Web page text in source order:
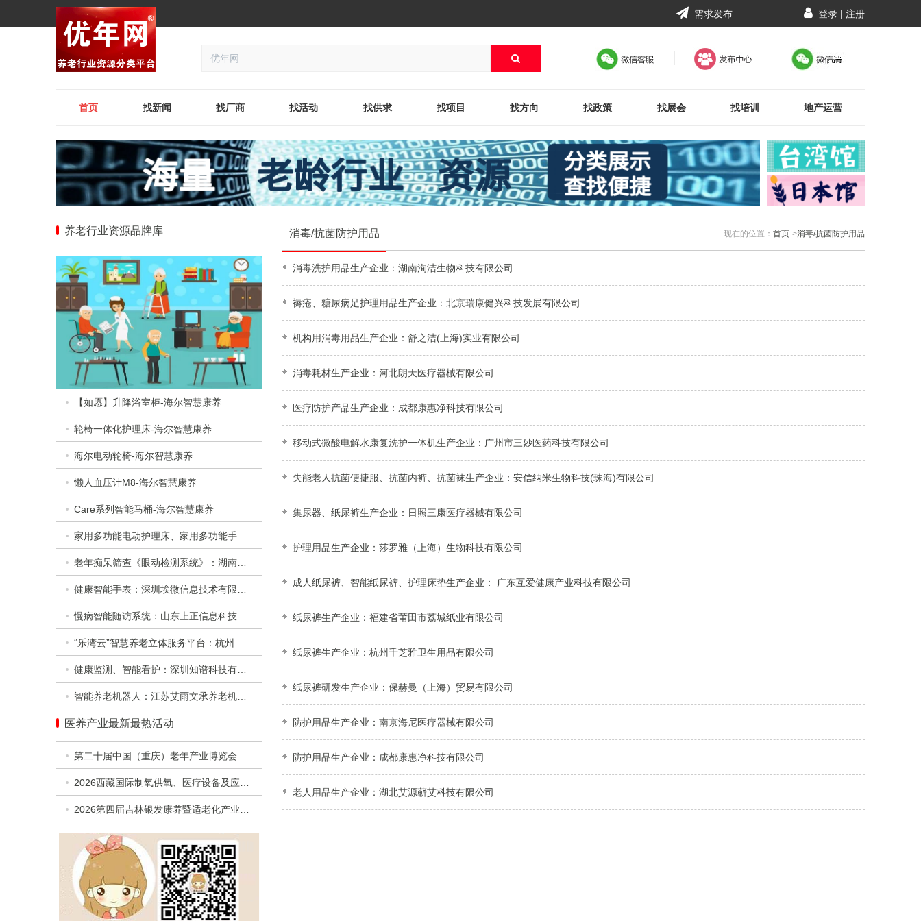
需求发布 登录 | 注册
首页 找新闻 找厂商 找活动 找供求 找项目 找方向 找政策 找展会 找培训 地产运营
养老行业资源品牌库
【如愿】升降浴室柜-海尔智慧康养
轮椅一体化护理床-海尔智慧康养
海尔电动轮椅-海尔智慧康养
懒人血压计M8-海尔智慧康养
Care系列智能马桶-海尔智慧康养
家用多功能电动护理床、家用多功能手动护理床：​衡水乐活医疗器械有限公司
老年痴呆筛查《眼动检测系统》：湖南佩蕾斯特科技有限公司
健康智能手表：深圳埃微信息技术有限公司
慢病智能随访系统：山东上正信息科技有限公司
“乐湾云”智慧养老立体服务平台：杭州乐湾科技有限公司
健康监测、智能看护：深圳知谱科技有限公司
智能养老机器人：江苏艾雨文承养老机器人有限公司
医养产业最新最热活动
第二十届中国（重庆）老年产业博览会 暨第二届西部银发经济高质量发展合作交流活动
2026西藏国际制氧供氧、医疗设备及应急救援设备展览会
2026第四届吉林银发康养暨适老化产业博览会
消毒/抗菌防护用品 现在的位置： 首页->消毒/抗菌防护用品
消毒洗护用品生产企业：湖南洵洁生物科技有限公司
褥疮、糖尿病足护理用品生产企业：北京瑞康健兴科技发展有限公司
机构用消毒用品生产企业：舒之洁(上海)实业有限公司
消毒耗材生产企业：河北朗天医疗器械有限公司
医疗防护产品生产企业：成都康惠净科技有限公司 ​
移动式微酸电解水康复洗护一体机生产企业：​广州市三妙医药科技有限公司
失能老人抗菌便捷服、抗菌内裤、抗菌袜生产企业：安信纳米生物科技(珠海)有限公司
集尿器、纸尿裤生产企业：日照三康医疗器械有限公司
护理用品生产企业：莎罗雅（上海）生物科技有限公司
成人纸尿裤、智能纸尿裤、护理床垫生产企业： 广东互爱健康产业科技有限公司
纸尿裤生产企业：福建省莆田市荔城纸业有限公司
纸尿裤生产企业：杭州千芝雅卫生用品有限公司
纸尿裤研发生产企业：保赫曼（上海）贸易有限公司
防护用品生产企业：南京海尼医疗器械有限公司
防护用品生产企业：成都康惠净科技有限公司
老人用品生产企业：湖北艾源蕲艾科技有限公司